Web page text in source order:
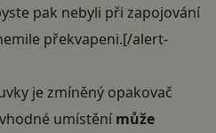
pak nebyli při zapojování
překvapeni.[/alert-
je zmíněný opakovač
umístění může